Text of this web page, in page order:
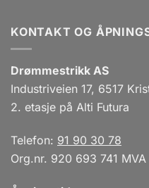
KONTAKT OG
Drømmestrikk AS
Industriveien 17, 6517
2. etasje på Alti Futura
Telefon: 91 90 30 78
Org.nr. 920 693 741 MVA